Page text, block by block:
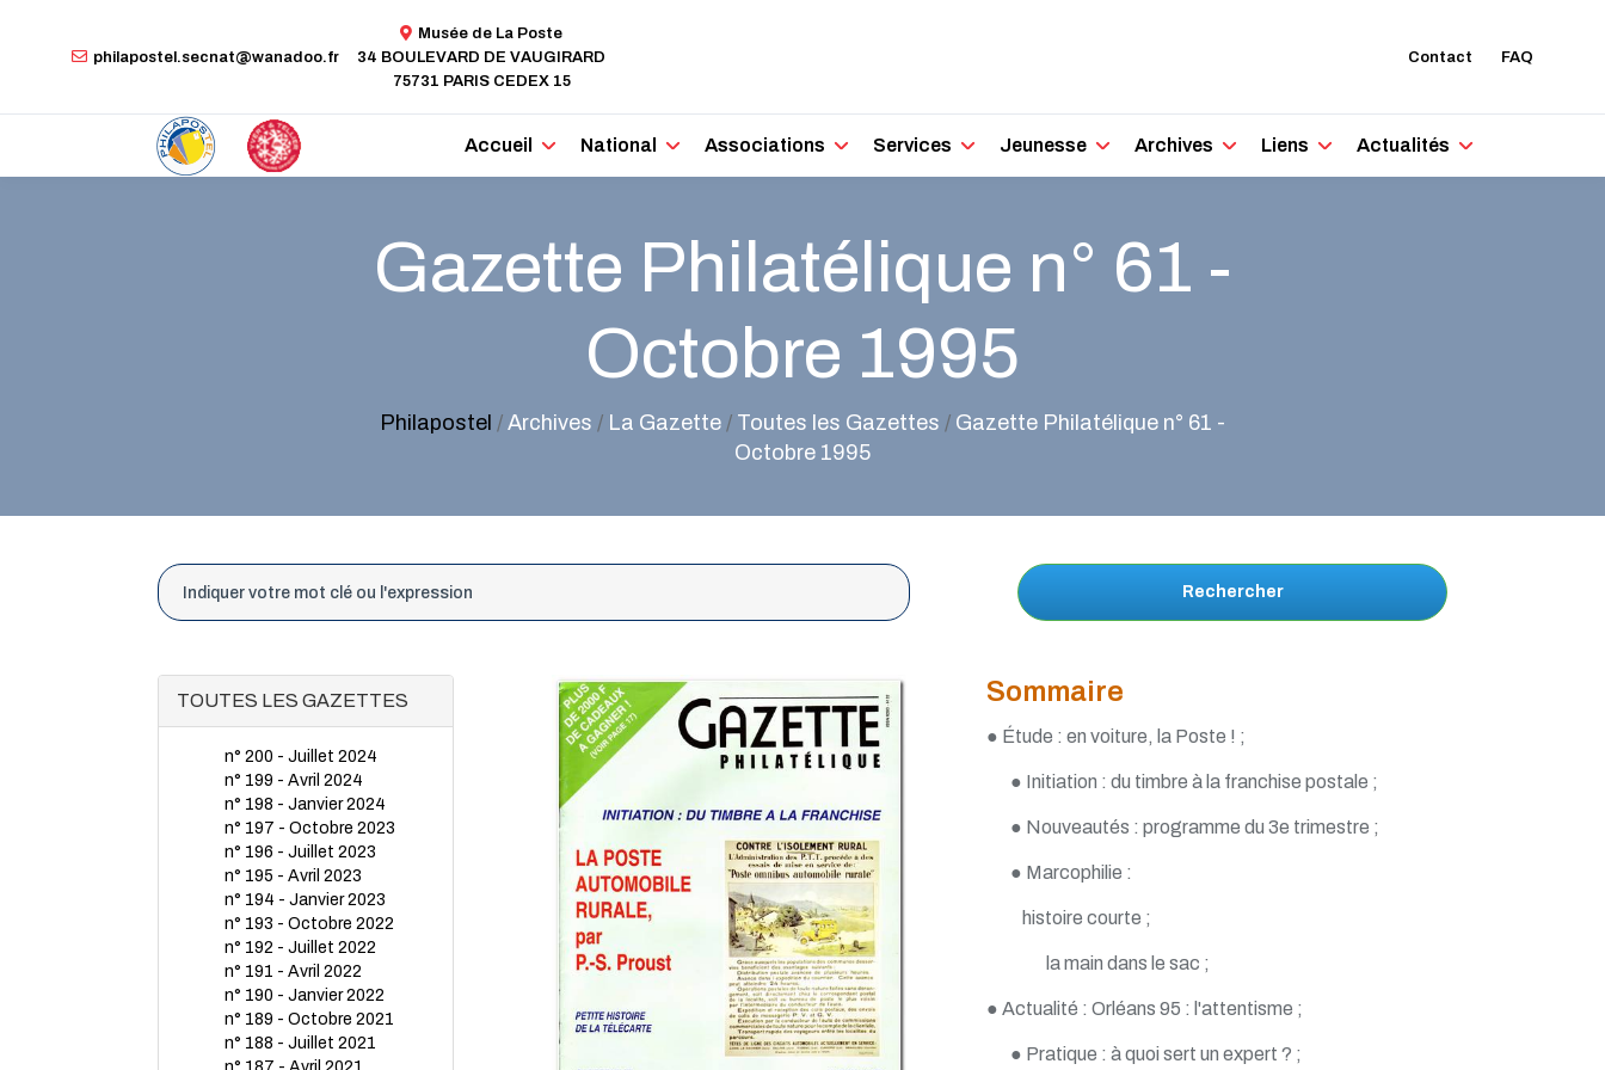
philapostel.secnat@wanadoo.fr
Musée de La Poste
34 BOULEVARD DE VAUGIRARD
75731 PARIS CEDEX 15
Contact FAQ
Accueil National Associations Services Jeunesse Archives Liens Actualités
Gazette Philatélique n° 61 -
Octobre 1995
Philapostel / Archives / La Gazette / Toutes les Gazettes / Gazette Philatélique n° 61 -
Octobre 1995
Rechercher
TOUTES LES GAZETTES
n° 200 - Juillet 2024
n° 199 - Avril 2024
n° 198 - Janvier 2024
n° 197 - Octobre 2023
n° 196 - Juillet 2023
n° 195 - Avril 2023
n° 194 - Janvier 2023
n° 193 - Octobre 2022
n° 192 - Juillet 2022
n° 191 - Avril 2022
n° 190 - Janvier 2022
n° 189 - Octobre 2021
n° 188 - Juillet 2021
Sommaire
● Étude : en voiture, la Poste ! ;
● Initiation : du timbre à la franchise postale ;
● Nouveautés : programme du 3e trimestre ;
● Marcophilie :
histoire courte ;
la main dans le sac ;
● Actualité : Orléans 95 : l'attentisme ;
● Pratique : à quoi sert un expert ? ;